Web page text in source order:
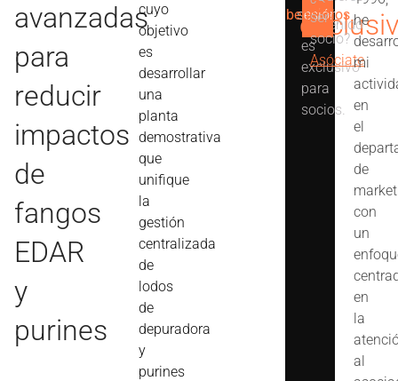
avanzadas
para
reducir
impactos
de
fangos
EDAR
y
purines
cuyo
objetivo
es
desarrollar
una
planta
demostrativa
que
unifique
la
gestión
centralizada
de
lodos
de
depuradora
y
purines
contenido
es
exclusivo
para
socios.
sesión
beneficios
ser
socio?
Asóciate
he
mi
en
el
de
con
un
en
la
al